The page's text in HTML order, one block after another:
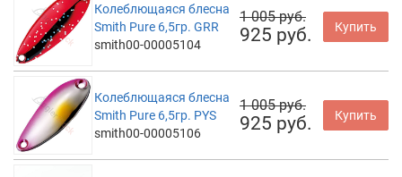
Колеблющаяся блесна
Smith Pure 6,5гр. GRR
smith00-00005104
1 005 руб.
925 руб. Купить
Колеблющаяся блесна
Smith Pure 6,5гр. PYS
smith00-00005106
1 005 руб.
925 руб. Купить